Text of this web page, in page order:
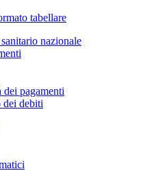
tabellare
nazionale
pagamenti
dei debiti